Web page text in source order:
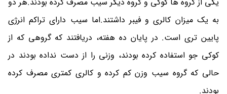
به یک میزان کالری و فیبر داشتند.اما سیب دارای تراکم انرژی
پایین تری است. در پایان ده هفته، دریافتند که گروهی که از
کوکی جو استفاده کرده بودند، وزنی را از دست نداده بودند در
حالی که گروه سیب وزن کم کرده و کالری کمتری مصرف کرده
بودند.